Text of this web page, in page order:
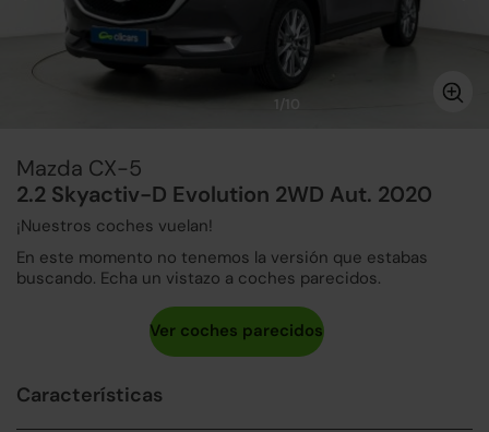
1/10
Mazda CX-5
2.2 Skyactiv-D Evolution 2WD Aut. 2020
¡Nuestros coches vuelan!
En este momento no tenemos la versión que estabas
buscando. Echa un vistazo a coches parecidos.
Características